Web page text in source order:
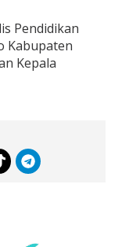
Pendidikan
Kabupaten
Kepala